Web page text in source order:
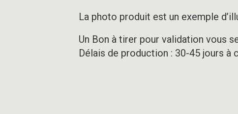
La photo produit est un exemple
Un Bon à tirer pour validation vous
Délais de production : 30-45 jours à